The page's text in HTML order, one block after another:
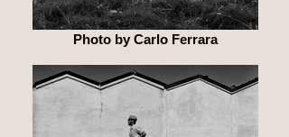
Photo by Carlo Ferrara